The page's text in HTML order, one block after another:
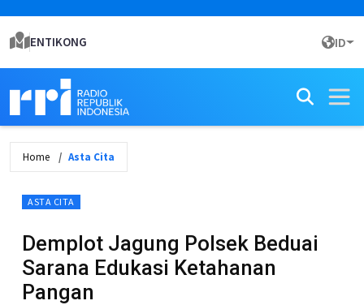
ENTIKONG ID
Home Asta Cita
ASTA CITA
Demplot Jagung Polsek Beduai
Sarana Edukasi Ketahanan
Pangan